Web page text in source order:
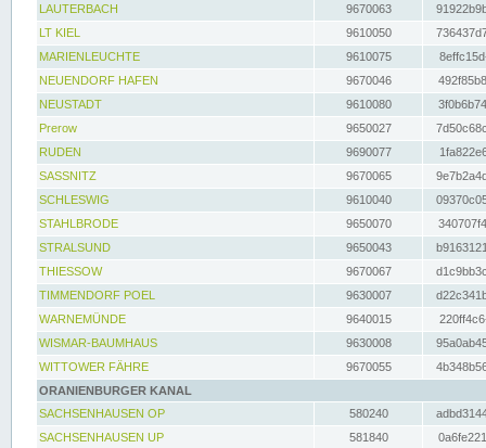
LAUTERBACH
9670063
LT KIEL
9610050
MARIENLEUCHTE
9610075
NEUENDORF HAFEN
9670046
NEUSTADT
9610080
Prerow
9650027
RUDEN
9690077
SASSNITZ
9670065
SCHLESWIG
9610040
STAHLBRODE
9650070
STRALSUND
9650043
THIESSOW
9670067
TIMMENDORF POEL
9630007
WARNEMÜNDE
9640015
WISMAR-BAUMHAUS
9630008
WITTOWER FÄHRE
9670055
ORANIENBURGER KANAL
SACHSENHAUSEN OP
580240
SACHSENHAUSEN UP
581840